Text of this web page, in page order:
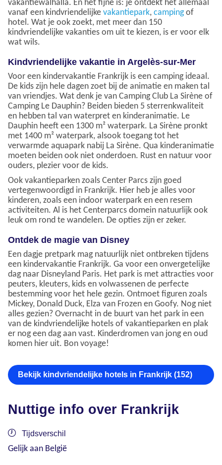
vakantiewalhalla. En het fijne is: je ontdekt het allemaal
vanaf een kindvriendelijke vakantiepark, campingof
hotel. Wat je ook zoekt, met meer dan 150
kindvriendelijke vakanties om uit te kiezen, is er voor elk
wat wils.
Kindvriendelijke vakantie in Argelès-sur-Mer
Voor een kindervakantie Frankrijk is een camping ideaal.
De kids zijn hele dagen zoet bij de animatie en maken tal
van vriendjes. Wat denk je van Camping Club La Sirène of
Camping Le Dauphin? Beiden bieden 5 sterrenkwaliteit
en hebben tal van waterpret en kinderanimatie. Le
Dauphin heeft een 1300 m² waterpark. La Sirène pronkt
met 1400 m² waterpark, alsook toegang tot het
verwarmde aquapark nabij La Sirène. Qua kinderanimatie
moeten beiden ook niet onderdoen. Rust en natuur voor
ouders, plezier voor de kids.
Ook vakantieparken zoals Center Parcs zijn goed
vertegenwoordigd in Frankrijk. Hier heb je alles voor
kinderen, zoals een indoor waterpark en een resem
activiteiten. Al is het Centerparcs domein natuurlijk ook
leuk om rond te wandelen. De opties zijn er zeker.
Ontdek de magie van Disney
Een dagje pretpark mag natuurlijk niet ontbreken tijdens
een kindervakantie Frankrijk. Ga voor een onvergetelijke
dag naar Disneyland Paris. Het park is met attracties voor
peuters, kleuters, kids en volwassenen de perfecte
bestemming voor het hele gezin. Ontmoet figuren zoals
Mickey, Donald Duck, Elza van Frozen en Goofy. Nog niet
alles gezien? Overnacht in de buurt van het park in een
van de kindvriendelijke hotels of vakantieparken en plak
er nog een dag aan vast. Kinderdromen van jong en oud
komen hier uit. Bon voyage!
Bekijk kindvriendelijke hotels in Frankrijk (152)
Nuttige info over Frankrijk
Tijdsverschil
Gelijk aan België